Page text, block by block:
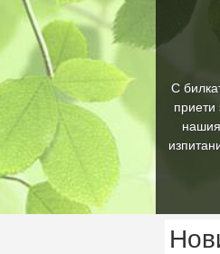
С
приети